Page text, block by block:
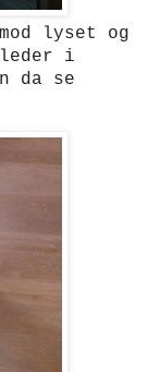
lyset og
i
da se